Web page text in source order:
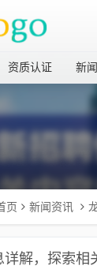
资质认证 新
页 新闻资讯 龙
详解，探索相